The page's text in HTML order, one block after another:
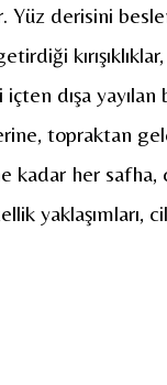
Yüz derisini
dışa yayılan
topraktan
kadar her safha,
yaklaşımları,